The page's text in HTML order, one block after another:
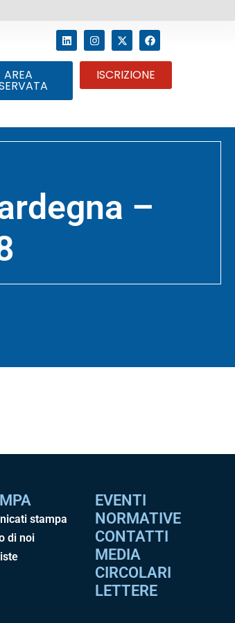
AREA ISCRIZIONE
–
stampa
di noi
EVENTI
NORMATIVE
CONTATTI
MEDIA
CIRCOLARI
LETTERE